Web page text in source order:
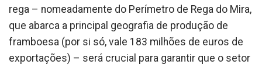
rega – nomeadamente do Perímetro de Rega do Mira,
que abarca a principal geografia de produção de
framboesa (por si só, vale 183 milhões de euros de
exportações) – será crucial para garantir que o setor